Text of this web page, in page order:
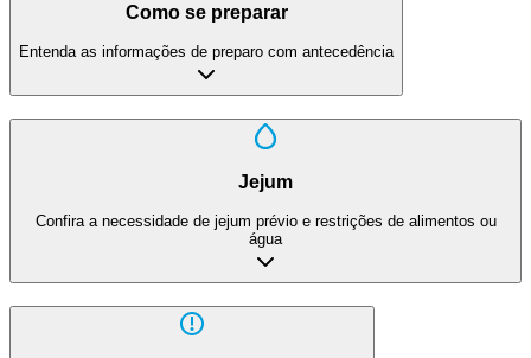
Como se preparar
Entenda as informações de preparo com antecedência
Jejum
Confira a necessidade de jejum prévio e restrições de alimentos ou
água